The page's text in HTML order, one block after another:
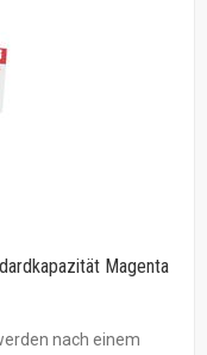
Magenta
nach einem